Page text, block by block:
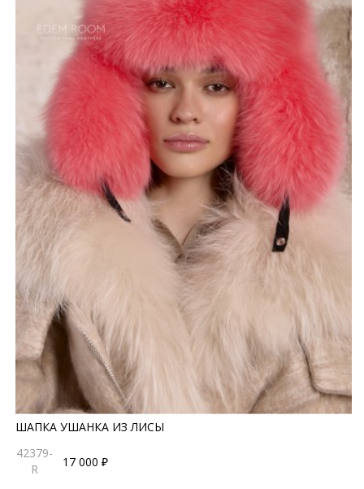
прилегания к голове.
Модель прекрасно сочетается с различными стилями
одежды, от повседневного кэжуал до элегантного. Она
станет лучшим выбор для тех, кто не боится
экспериментировать и создавать свой собственный,
неповторимый стиль. Эта шапка станет ярким
акцентом в образе, подчëркивающим вашу
индивидуальность.
*описание несет информационный характер, состав и
правила ухода могут быть изменены производителем
ШАПКА УШАНКА ИЗ ЛИСЫ
42379-
R
17 000 ₽